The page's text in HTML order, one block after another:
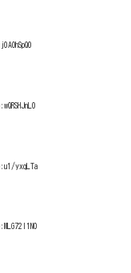
yxqLTa